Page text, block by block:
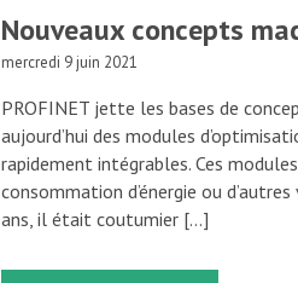
Nouveaux concepts
mercredi 9 juin 2021
PROFINET jette les bases de
aujourd’hui des modules
rapidement intégrables. Ces
consommation d’énergie ou
ans, il était coutumier […]